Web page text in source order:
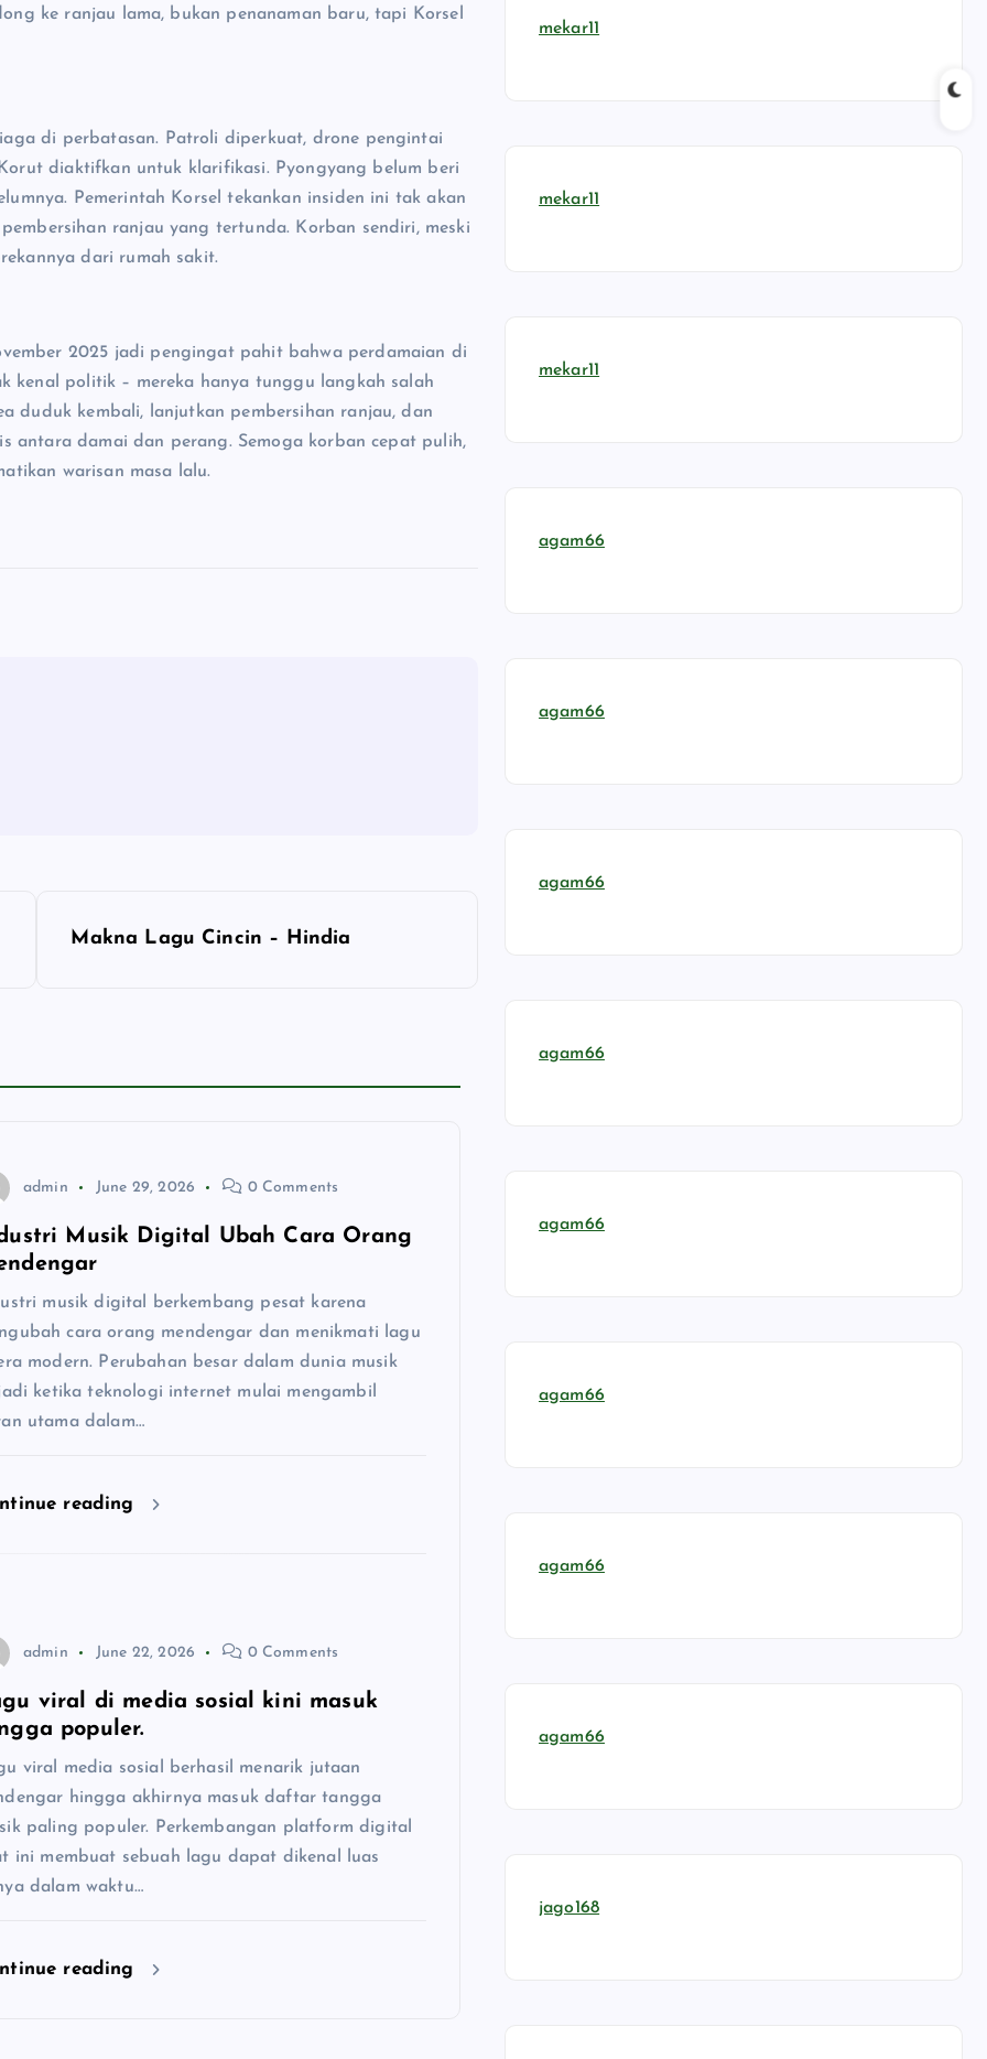
ke ranjau lama, bukan penanaman baru, tapi Korsel
di perbatasan. Patroli diperkuat, drone pengintai
diaktifkan untuk klarifikasi. Pyongyang belum beri
Pemerintah Korsel tekankan insiden ini tak akan
ranjau yang tertunda. Korban sendiri, meski
dari rumah sakit.
2025 jadi pengingat pahit bahwa perdamaian di
kenal politik – mereka hanya tunggu langkah salah
duduk kembali, lanjutkan pembersihan ranjau, dan
damai dan perang. Semoga korban cepat pulih,
warisan masa lalu.
Makna Lagu Cincin – Hindia
admin June 29, 2026 0 Comments
Musik Digital Ubah Cara Orang
musik digital berkembang pesat karena
cara orang mendengar dan menikmati lagu
modern. Perubahan besar dalam dunia musik
ketika teknologi internet mulai mengambil
utama dalam…
reading
admin June 22, 2026 0 Comments
viral di media sosial kini masuk
populer.
viral media sosial berhasil menarik jutaan
hingga akhirnya masuk daftar tangga
paling populer. Perkembangan platform digital
ini membuat sebuah lagu dapat dikenal luas
dalam waktu…
reading
mekar11
mekar11
mekar11
agam66
agam66
agam66
agam66
agam66
agam66
agam66
agam66
jago168